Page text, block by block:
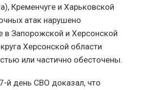
Кременчуге и Харьковской
атак нарушено
в Запорожской и Херсонской
Херсонской области
или частично обесточены.
й день СВО доказал, что